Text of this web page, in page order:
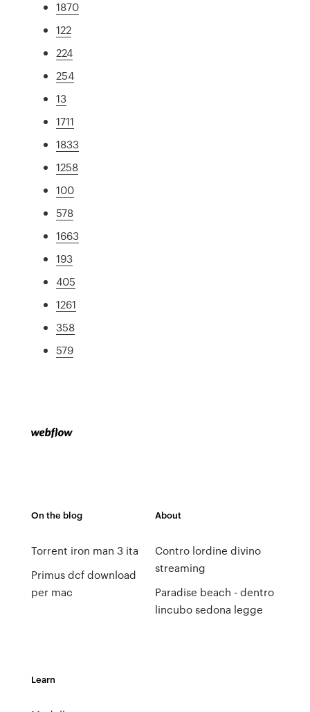
1870
122
224
254
13
1711
1833
1258
100
578
1663
193
405
1261
358
579
On the blog
Torrent iron man 3 ita
Primus dcf download
per mac
About
Contro lordine divino
streaming
Paradise beach - dentro
lincubo sedona legge
Learn